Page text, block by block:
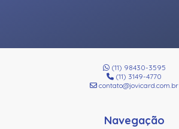
(11) 98430-3595
(11) 3149-4770
contato@jovicard.com.br
Navegação